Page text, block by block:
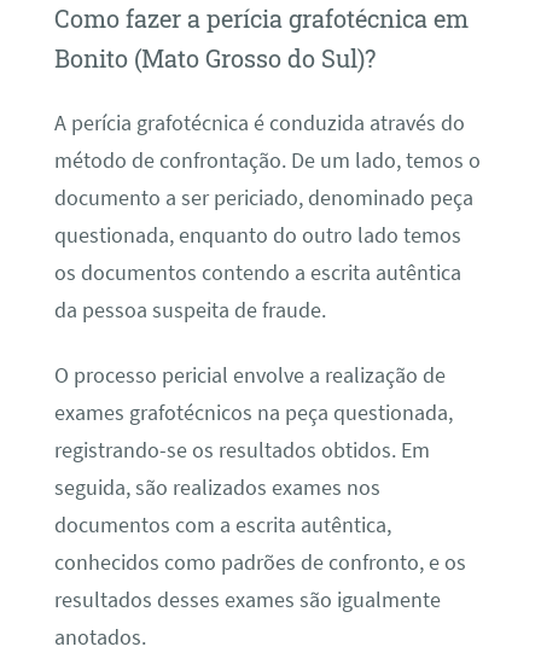
Como fazer a perícia grafotécnica em
Bonito (Mato Grosso do Sul)?
A perícia grafotécnica é conduzida através do
método de confrontação. De um lado, temos o
documento a ser periciado, denominado peça
questionada, enquanto do outro lado temos
os documentos contendo a escrita autêntica
da pessoa suspeita de fraude.
O processo pericial envolve a realização de
exames grafotécnicos na peça questionada,
registrando-se os resultados obtidos. Em
seguida, são realizados exames nos
documentos com a escrita autêntica,
conhecidos como padrões de confronto, e os
resultados desses exames são igualmente
anotados.